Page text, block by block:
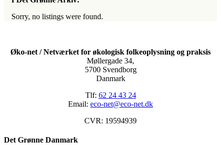
Sorry, no listings were found.
Øko-net / Netværket for økologisk folkeoplysning og praksis
Møllergade 34,
5700 Svendborg
Danmark
Tlf: 62 24 43 24
Email: eco-net@eco-net.dk
CVR: 19594939
Det Grønne Danmark